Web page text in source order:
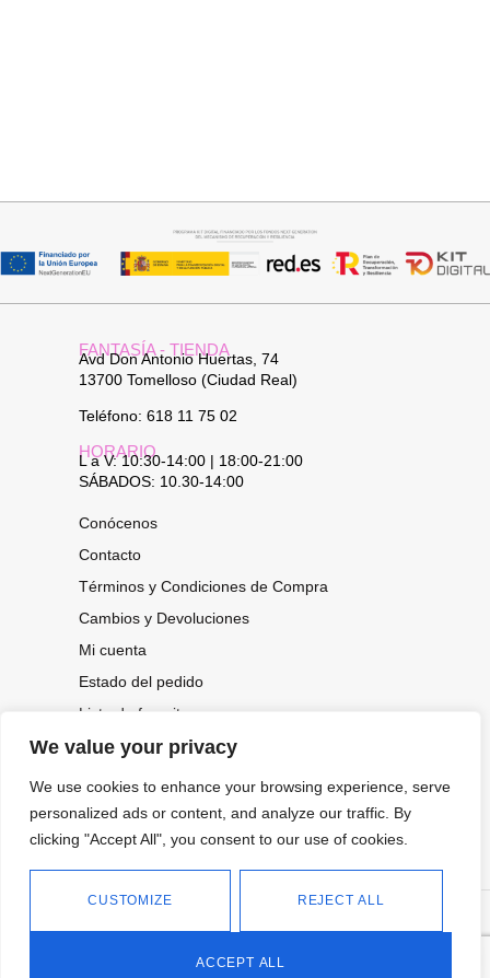
We value your privacy
We use cookies to enhance your browsing experience, serve
personalized ads or content, and analyze our traffic. By
clicking "Accept All", you consent to our use of cookies.
CUSTOMIZE REJECT ALL
ACCEPT ALL
FANTASÍA - TIENDA
Avd Don Antonio Huertas, 74
13700 Tomelloso (Ciudad Real)
Teléfono: 618 11 75 02
HORARIO
L a V: 10:30-14:00 | 18:00-21:00
SÁBADOS: 10.30-14:00
Conócenos
Contacto
Términos y Condiciones de Compra
Cambios y Devoluciones
Mi cuenta
Estado del pedido
Lista de favoritos
CONOCE NUESTRAS NOVEDADES,
OFERTAS...
2026.